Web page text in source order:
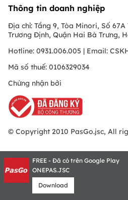
Thông tin doanh nghiệp
Địa chỉ: Tầng 9, Tòa Minori, Số
Trương Định, Quận Hai Bà Trưng,
Hotline: 0931.006.005 | Email:
Mã số thuế: 0106329034
Chứng nhận bởi
© Copyright 2010 PasGo.jsc, All
FREE - Đã có trên Google Play
ONEPAS.JSC
Download